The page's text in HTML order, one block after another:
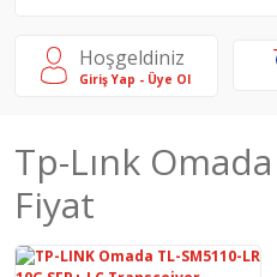
Hoşgeldiniz
Giriş Yap - Üye Ol
Tp-Lınk
Fiyat